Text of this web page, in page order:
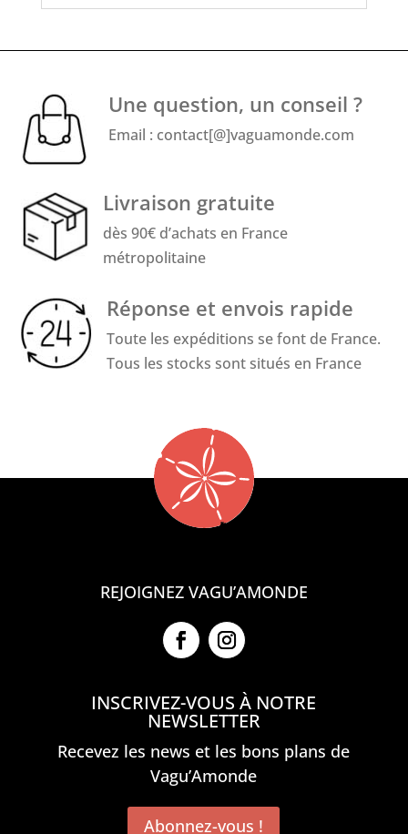
Une question, un conseil ?
Email : contact[@]vaguamonde.com
Livraison gratuite
dès 90€ d’achats en France
métropolitaine
Réponse et envois rapide
Toute les expéditions se font de France.
Tous les stocks sont situés en France
REJOIGNEZ VAGU’AMONDE
INSCRIVEZ-VOUS À NOTRE
NEWSLETTER
Recevez les news et les bons plans de
Vagu’Amonde
Abonnez-vous !